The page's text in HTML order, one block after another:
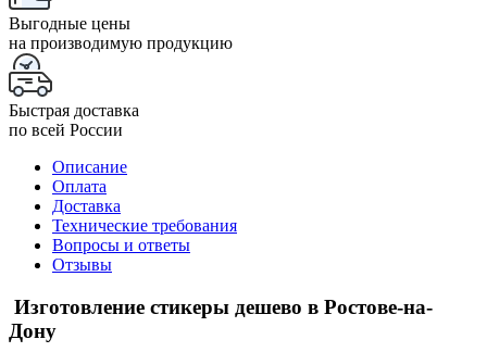
Выгодные цены
на производимую продукцию
Быстрая доставка
по всей России
Описание
Оплата
Доставка
Технические требования
Вопросы и ответы
Отзывы
Изготовление стикеры дешево в Ростове-на-
Дону